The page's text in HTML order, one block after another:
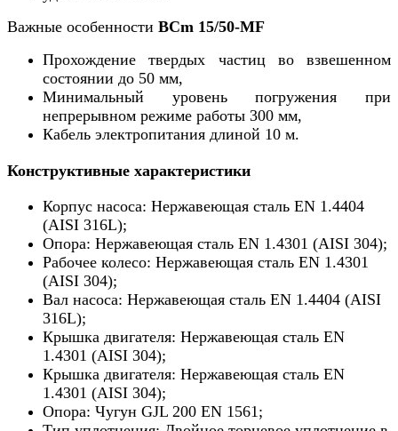
Важные особенности BCm 15/50-MF
Прохождение твердых частиц во взвешенном
состоянии до 50 мм,
Минимальный уровень погружения при
непрерывном режиме работы 300 мм,
Кабель электропитания длиной 10 м.
Конструктивные характеристики
Корпус насоса: Нержавеющая сталь EN 1.4404
(AISI 316L);
Опора: Нержавеющая сталь EN 1.4301 (AISI 304);
Рабочее колесо: Нержавеющая сталь EN 1.4301
(AISI 304);
Вал насоса: Нержавеющая сталь EN 1.4404 (AISI
316L);
Крышка двигателя: Нержавеющая сталь EN
1.4301 (AISI 304);
Крышка двигателя: Нержавеющая сталь EN
1.4301 (AISI 304);
Опора: Чугун GJL 200 EN 1561;